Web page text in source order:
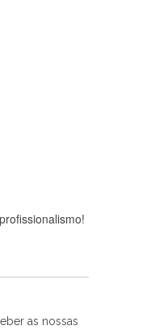
as nossas